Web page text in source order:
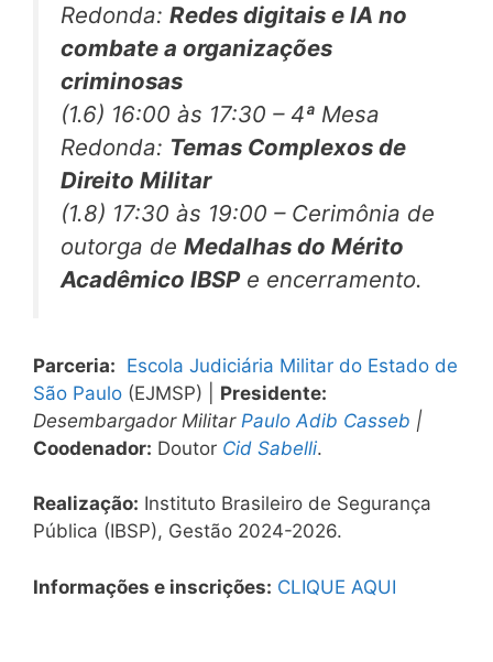
Redonda: Redes digitais e IA no
combate a organizações
criminosas
(1.6) 16:00 às 17:30 – 4ª Mesa
Redonda: Temas Complexos de
Direito Militar
(1.8) 17:30 às 19:00 – Cerimônia de
outorga de Medalhas do Mérito
Acadêmico IBSPe encerramento.
Parceria: Escola Judiciária Militar do Estado de
São Paulo (EJMSP) | Presidente:
Desembargador Militar Paulo Adib Casseb |
Coodenador: Doutor Cid Sabelli.
Realização: Instituto Brasileiro de Segurança
Pública (IBSP), Gestão 2024-2026.
Informações e inscrições: CLIQUE AQUI